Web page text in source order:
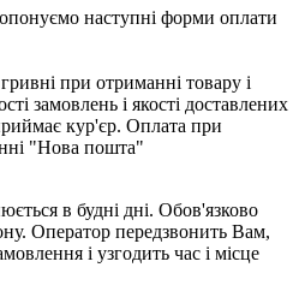
наступні форми оплати
при отриманні товару і
замовлень і якості доставлених
кур'єр. Оплата при
"Нова пошта"
в будні дні. Обов'язково
Оператор передзвонить Вам,
і узгодить час і місце